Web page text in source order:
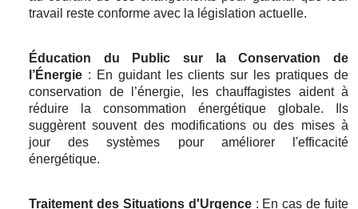
travail reste conforme avec la législation actuelle.
Éducation du Public sur la Conservation de
l’Énergie : En guidant les clients sur les pratiques de
conservation de l’énergie, les chauffagistes aident à
réduire la consommation énergétique globale. Ils
suggèrent souvent des modifications ou des mises à
jour des systèmes pour améliorer l'efficacité
énergétique.
Traitement des Situations d'Urgence: En cas de fuite